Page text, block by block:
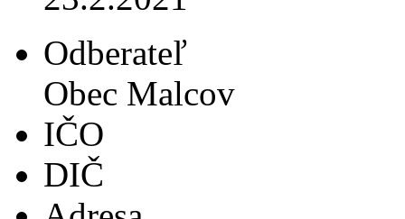
Odberateľ
Obec Malcov
IČO
DIČ